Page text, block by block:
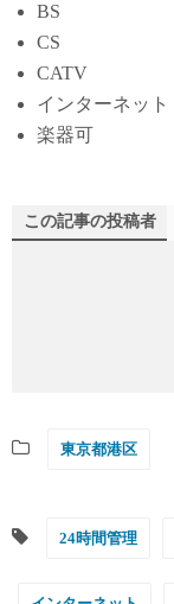
BS
CS
CATV
インターネット
楽器可
この記事の投稿者
東京都港区
24時間管理